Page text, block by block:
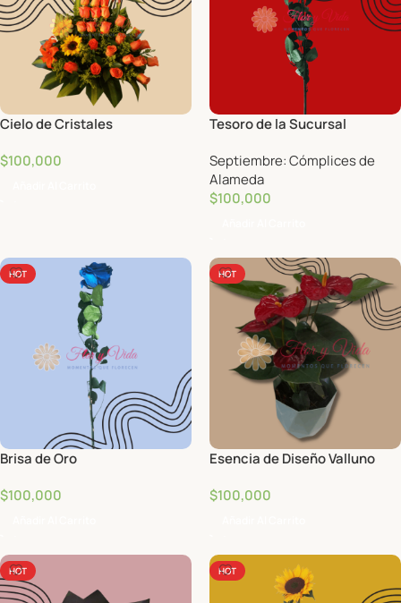
Cielo de Cristales
$100,000
Tesoro de la Sucursal
Septiembre: Cómplices de
Alameda
$100,000
HOT
Brisa de Oro
$100,000
HOT
Esencia de Diseño Valluno
$100,000
HOT HOT